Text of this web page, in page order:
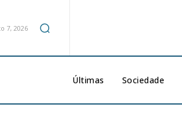
7, 2026
Últimas Sociedade